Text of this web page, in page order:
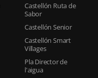
Castellón Ruta de
Sabor
Castellón Senior
Castellón Smart
Villages
Pla Director de
l'aigua